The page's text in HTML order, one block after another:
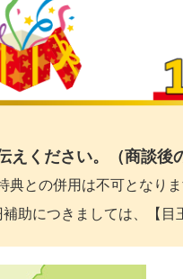
えください。（商談後
との併用は不可となりま
助につきましては、【目